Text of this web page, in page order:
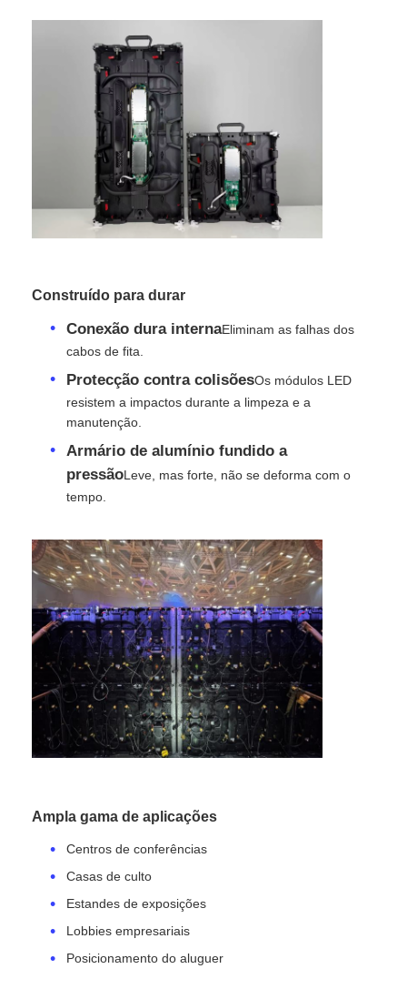
Solicitar Orçamento
Vídeo Wall Display de LED
Tela da tela LED
Tela do diodo emissor de luz do concerto
Parede de vídeo led de cobra
Exibição de LED transparente
Ecrã LED SMD
Painel de exibição LED exterior
outdoor led ao ar livre
Construído para durar
Conexão dura internaEliminam as falhas dos
cabos de fita.
Protecção contra colisõesOs módulos LED
resistem a impactos durante a limpeza e a
manutenção.
Armário de alumínio fundido a
pressãoLeve, mas forte, não se deforma com o
tempo.
Ampla gama de aplicações
Centros de conferências
Casas de culto
Estandes de exposições
Lobbies empresariais
Posicionamento do aluguer